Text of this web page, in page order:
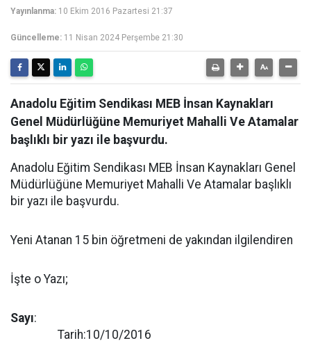
Yayınlanma: 10 Ekim 2016 Pazartesi 21:37
Güncelleme: 11 Nisan 2024 Perşembe 21:30
Anadolu Eğitim Sendikası MEB İnsan Kaynakları
Genel Müdürlüğüne Memuriyet Mahalli Ve Atamalar
başlıklı bir yazı ile başvurdu.
Anadolu Eğitim Sendikası MEB İnsan Kaynakları Genel
Müdürlüğüne Memuriyet Mahalli Ve Atamalar başlıklı
bir yazı ile başvurdu.
Yeni Atanan 15 bin öğretmeni de yakından ilgilendiren
İşte o Yazı;
Sayı:
Tarih:10/10/2016